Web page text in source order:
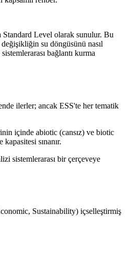
Level olarak sunulur. Bu
su döngüsünü nasıl
bağlantı kurma
ilerler; ancak ESS'te her tematik
içinde abiotic (cansız) ve biotic
sınanır.
sistemlerarası bir çerçeveye
Sustainability) içselleştirmiş